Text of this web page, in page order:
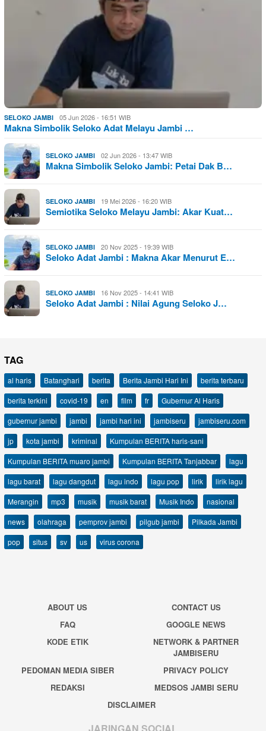
SELOKO JAMBI 05 Jun 2026 - 16:51 WIB
Makna Simbolik Seloko Adat Melayu Jambi …
SELOKO JAMBI 02 Jun 2026 - 13:47 WIB
Makna Simbolik Seloko Jambi: Petai Dak B…
SELOKO JAMBI 19 Mei 2026 - 16:20 WIB
Semiotika Seloko Melayu Jambi: Akar Kuat…
SELOKO JAMBI 20 Nov 2025 - 19:39 WIB
Seloko Adat Jambi : Makna Akar Menurut E…
SELOKO JAMBI 16 Nov 2025 - 14:41 WIB
Seloko Adat Jambi : Nilai Agung Seloko J…
TAG
al haris Batanghari berita Berita Jambi Hari Ini
berita terbaru
berita terkini
covid-19 en film fr
Gubernur Al Haris
gubernur jambi
jambi jambi hari ini jambiseru
jambiseru.com
jp
kota jambi kriminal
Kumpulan BERITA haris-sani
Kumpulan BERITA muaro jambi
Kumpulan BERITA Tanjabbar
lagu
lagu barat
lagu dangdut lagu indo lagu pop lirik
lirik lagu
Merangin
mp3 musik musik barat Musik Indo
nasional
news
olahraga pemprov jambi pilgub jambi
Pilkada Jambi
pop
situs sv us virus corona
ABOUT US
CONTACT US
FAQ
GOOGLE NEWS
KODE ETIK
NETWORK & PARTNER
JAMBISERU
PEDOMAN MEDIA SIBER
PRIVACY POLICY
REDAKSI
MEDSOS JAMBI SERU
DISCLAIMER
JARINGAN SOCIAL